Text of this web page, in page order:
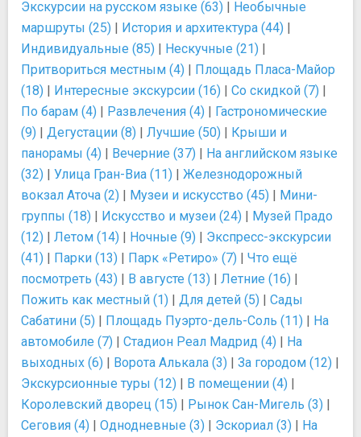
Экскурсии на русском языке (63) | Необычные
маршруты (25) | История и архитектура (44) |
Индивидуальные (85) | Нескучные (21) |
Притвориться местным (4) | Площадь Пласа-Майор
(18) | Интересные экскурсии (16) | Со скидкой (7) |
По барам (4) | Развлечения (4) | Гастрономические
(9) | Дегустации (8) | Лучшие (50) | Крыши и
панорамы (4) | Вечерние (37) | На английском языке
(32) | Улица Гран-Виа (11) | Железнодорожный
вокзал Аточа (2) | Музеи и искусство (45) | Мини-
группы (18) | Искусство и музеи (24) | Музей Прадо
(12) | Летом (14) | Ночные (9) | Экспресс-экскурсии
(41) | Парки (13) | Парк «Ретиро» (7) | Что ещё
посмотреть (43) | В августе (13) | Летние (16) |
Пожить как местный (1) | Для детей (5) | Сады
Сабатини (5) | Площадь Пуэрто-дель-Соль (11) | На
автомобиле (7) | Стадион Реал Мадрид (4) | На
выходных (6) | Ворота Алькала (3) | За городом (12) |
Экскурсионные туры (12) | В помещении (4) |
Королевский дворец (15) | Рынок Сан-Мигель (3) |
Сеговия (4) | Однодневные (3) | Эскориал (3) | На